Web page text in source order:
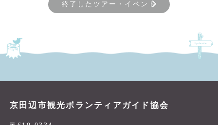
終了したツアー・イベント
京田辺市観光ボランティアガイド協会